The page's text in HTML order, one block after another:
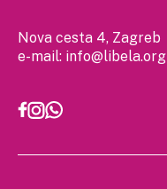
Nova cesta 4, Zagreb
e-mail: info@libela.org